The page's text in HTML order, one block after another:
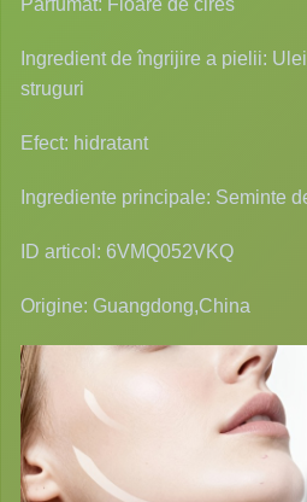
Parfumat: Floare de cires
Ingredient de îngrijire a pielii:
struguri
Efect: hidratant
Ingrediente principale: Seminte
ID articol: 6VMQ052VKQ
Origine: Guangdong,China